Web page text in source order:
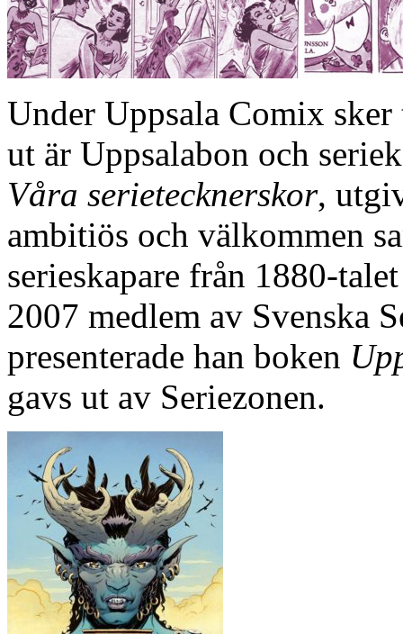
Under Uppsala Comix
ut är Uppsalabon och
Våra serietecknerskor,
ambitiös och välkommen
serieskapare från 1880-
2007 medlem av Svenska
presenterade han boken
gavs ut av Seriezonen.